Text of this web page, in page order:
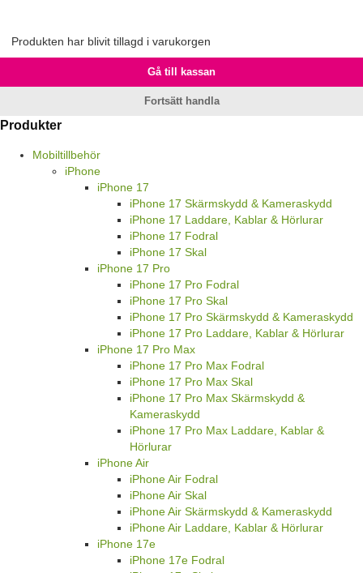
Produkten har blivit tillagd i varukorgen
Gå till kassan
Fortsätt handla
Produkter
Mobiltillbehör
iPhone
iPhone 17
iPhone 17 Skärmskydd & Kameraskydd
iPhone 17 Laddare, Kablar & Hörlurar
iPhone 17 Fodral
iPhone 17 Skal
iPhone 17 Pro
iPhone 17 Pro Fodral
iPhone 17 Pro Skal
iPhone 17 Pro Skärmskydd & Kameraskydd
iPhone 17 Pro Laddare, Kablar & Hörlurar
iPhone 17 Pro Max
iPhone 17 Pro Max Fodral
iPhone 17 Pro Max Skal
iPhone 17 Pro Max Skärmskydd &
Kameraskydd
iPhone 17 Pro Max Laddare, Kablar &
Hörlurar
iPhone Air
iPhone Air Fodral
iPhone Air Skal
iPhone Air Skärmskydd & Kameraskydd
iPhone Air Laddare, Kablar & Hörlurar
iPhone 17e
iPhone 17e Fodral